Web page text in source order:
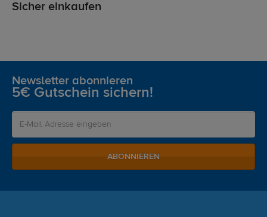
Sicher einkaufen
Newsletter abonnieren
5€ Gutschein sichern!
ABONNIEREN